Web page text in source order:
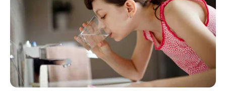
Ο Υπόγειος Πόλεμος είναι γεγονός.. Το
κυνήγι είναι σε εξέλιξη
Τετάρτη, 5 Οκτωβρίου 2022, 21:39
Ο Υπόγειος Πόλεμος είναι γεγονός.....